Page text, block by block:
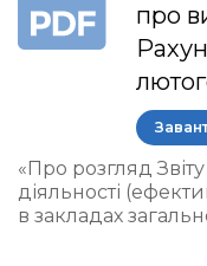
про
«Про розгляд
діяльності
в закладах